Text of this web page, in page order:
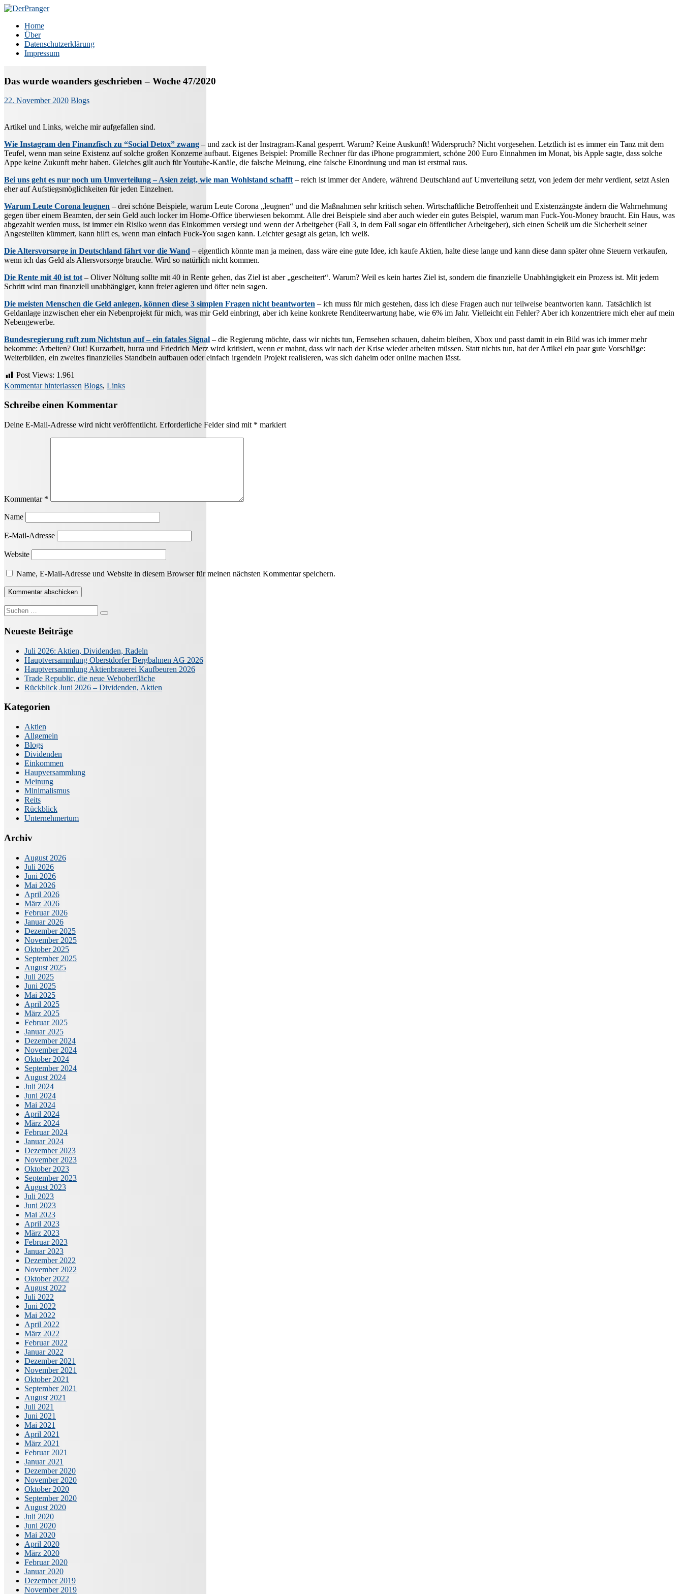
Zum
springen
DerPranger
Finanzen, Freiheit, Prangerei
Home
Über
Datenschutzerklärung
Impressum
Das wurde woanders geschrieben – Woche 47/2020
22. November 2020 Blogs
Artikel und Links, welche mir aufgefallen sind.
Wie Instagram den Finanzfisch zu “Social Detox” zwang – und zack ist der Instragram-Kanal gesperrt. Warum? Keine Auskunft! Widerspruch? Nicht vorgesehen. Letztlich ist es immer ein Tanz mit dem
Teufel, wenn man seine Existenz auf solche großen Konzerne aufbaut. Eigenes Beispiel: Promille Rechner für das iPhone programmiert, schöne 200 Euro Einnahmen im Monat, bis Apple sagte, dass solche
Appe keine Zukunft mehr haben. Gleiches gilt auch für Youtube-Kanäle, die falsche Meinung, eine falsche Einordnung und man ist erstmal raus.
Bei uns geht es nur noch um Umverteilung – Asien zeigt, wie man Wohlstand schafft– reich ist immer der Andere, während Deutschland auf Umverteilung setzt, von jedem der mehr verdient, setzt Asien
eher auf Aufstiegsmöglichkeiten für jeden Einzelnen.
Warum Leute Corona leugnen – drei schöne Beispiele, warum Leute Corona „leugnen“ und die Maßnahmen sehr kritisch sehen. Wirtschaftliche Betroffenheit und Existenzängste ändern die Wahrnehmung
gegen über einem Beamten, der sein Geld auch locker im Home-Office überwiesen bekommt. Alle drei Beispiele sind aber auch wieder ein gutes Beispiel, warum man Fuck-You-Money braucht. Ein Haus, was
abgezahlt werden muss, ist immer ein Risiko wenn das Einkommen versiegt und wenn der Arbeitgeber (Fall 3, in dem Fall sogar ein öffentlicher Arbeitgeber), sich einen Scheiß um die Sicherheit seiner
Angestellten kümmert, kann hilft es, wenn man einfach Fuck-You sagen kann. Leichter gesagt als getan, ich weiß.
Die Altersvorsorge in Deutschland fährt vor die Wand – eigentlich könnte man ja meinen, dass wäre eine gute Idee, ich kaufe Aktien, halte diese lange und kann diese dann später ohne Steuern verkaufen,
wenn ich das Geld als Altersvorsorge brauche. Wird so natürlich nicht kommen.
Die Rente mit 40 ist tot– Oliver Nöltung sollte mit 40 in Rente gehen, das Ziel ist aber „gescheitert“. Warum? Weil es kein hartes Ziel ist, sondern die finanzielle Unabhängigkeit ein Prozess ist. Mit jedem
Schritt wird man finanziell unabhängiger, kann freier agieren und öfter nein sagen.
Die meisten Menschen die Geld anlegen, können diese 3 simplen Fragen nicht beantworten – ich muss für mich gestehen, dass ich diese Fragen auch nur teilweise beantworten kann. Tatsächlich ist
Geldanlage inzwischen eher ein Nebenprojekt für mich, was mir Geld einbringt, aber ich keine konkrete Renditeerwartung habe, wie 6% im Jahr. Vielleicht ein Fehler? Aber ich konzentriere mich eher auf mein
Nebengewerbe.
Bundesregierung ruft zum Nichtstun auf – ein fatales Signal – die Regierung möchte, dass wir nichts tun, Fernsehen schauen, daheim bleiben, Xbox und passt damit in ein Bild was ich immer mehr
bekomme: Arbeiten? Out! Kurzarbeit, hurra und Friedrich Merz wird kritisiert, wenn er mahnt, dass wir nach der Krise wieder arbeiten müssen. Statt nichts tun, hat der Artikel ein paar gute Vorschläge:
Weiterbilden, ein zweites finanzielles Standbein aufbauen oder einfach irgendein Projekt realisieren, was sich daheim oder online machen lässt.
Post Views: 1.961
Kommentar hinterlassen Blogs, Links
Schreibe einen Kommentar
Deine E-Mail-Adresse wird nicht veröffentlicht. Erforderliche Felder sind mit * markiert
Kommentar *
Name
E-Mail-Adresse
Website
Name, E-Mail-Adresse und Website in diesem Browser für meinen nächsten Kommentar speichern.
Suche
nach:
Neueste Beiträge
Juli 2026: Aktien, Dividenden, Radeln
Hauptversammlung Oberstdorfer Bergbahnen AG 2026
Hauptversammlung Aktienbrauerei Kaufbeuren 2026
Trade Republic, die neue Weboberfläche
Rückblick Juni 2026 – Dividenden, Aktien
Kategorien
Aktien
Allgemein
Blogs
Dividenden
Einkommen
Haupversammlung
Meinung
Minimalismus
Reits
Rückblick
Unternehmertum
Archiv
August 2026
Juli 2026
Juni 2026
Mai 2026
April 2026
März 2026
Februar 2026
Januar 2026
Dezember 2025
November 2025
Oktober 2025
September 2025
August 2025
Juli 2025
Juni 2025
Mai 2025
April 2025
März 2025
Februar 2025
Januar 2025
Dezember 2024
November 2024
Oktober 2024
September 2024
August 2024
Juli 2024
Juni 2024
Mai 2024
April 2024
März 2024
Februar 2024
Januar 2024
Dezember 2023
November 2023
Oktober 2023
September 2023
August 2023
Juli 2023
Juni 2023
Mai 2023
April 2023
März 2023
Februar 2023
Januar 2023
Dezember 2022
November 2022
Oktober 2022
August 2022
Juli 2022
Juni 2022
Mai 2022
April 2022
März 2022
Februar 2022
Januar 2022
Dezember 2021
November 2021
Oktober 2021
September 2021
August 2021
Juli 2021
Juni 2021
Mai 2021
April 2021
März 2021
Februar 2021
Januar 2021
Dezember 2020
November 2020
Oktober 2020
September 2020
August 2020
Juli 2020
Juni 2020
Mai 2020
April 2020
März 2020
Februar 2020
Januar 2020
Dezember 2019
November 2019